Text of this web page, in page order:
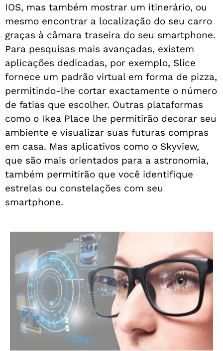
IOS, mas também mostrar um itinerário, ou
mesmo encontrar a localização do seu carro
graças à câmara traseira do seu smartphone.
Para pesquisas mais avançadas, existem
aplicações dedicadas, por exemplo, Slice
fornece um padrão virtual em forma de pizza,
permitindo-lhe cortar exactamente o número
de fatias que escolher. Outras plataformas
como o Ikea Place lhe permitirão decorar seu
ambiente e visualizar suas futuras compras
em casa. Mas aplicativos como o Skyview,
que são mais orientados para a astronomia,
também permitirão que você identifique
estrelas ou constelações com seu
smartphone.